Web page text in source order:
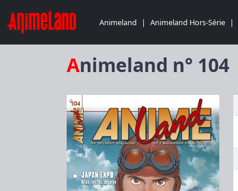
Animeland | Animeland Hors-Série |
Animeland n° 104